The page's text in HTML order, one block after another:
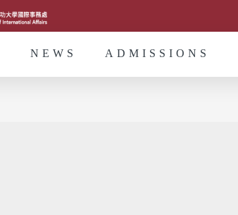
NEWS ADMISSIONS